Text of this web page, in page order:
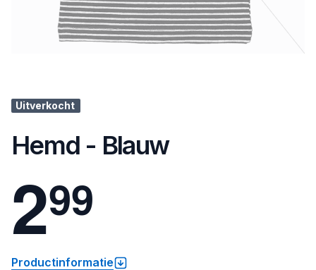
Uitverkocht
Hemd - Blauw
299
Productinformatie